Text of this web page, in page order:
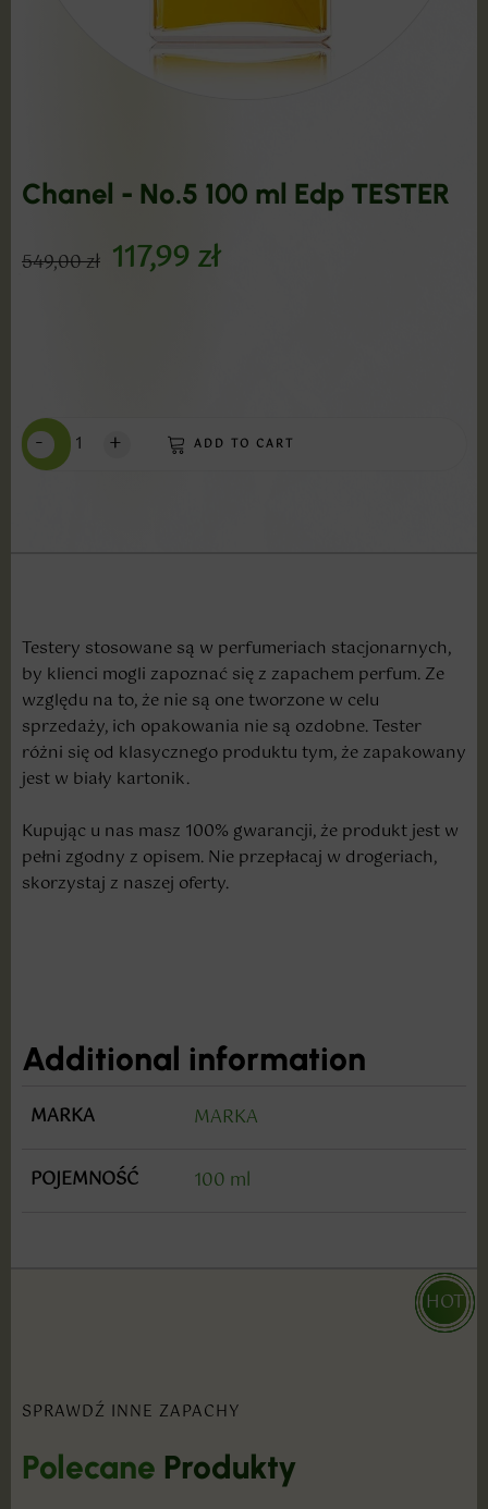
Chanel - No.5 100 ml Edp TESTER
549,00zł 117,99zł
- + ADD TO CART
Testery stosowane są w perfumeriach stacjonarnych,
by klienci mogli zapoznać się z zapachem perfum. Ze
względu na to, że nie są one tworzone w celu
sprzedaży, ich opakowania nie są ozdobne. Tester
różni się od klasycznego produktu tym, że zapakowany
jest w biały kartonik.
Kupując u nas masz 100% gwarancji, że produkt jest w
pełni zgodny z opisem. Nie przepłacaj w drogeriach,
skorzystaj z naszej oferty.
Additional information
MARKA MARKA
POJEMNOŚĆ 100 ml
SPRAWDŹ INNE ZAPACHY
Polecane Produkty
HOT
HOT
HOT